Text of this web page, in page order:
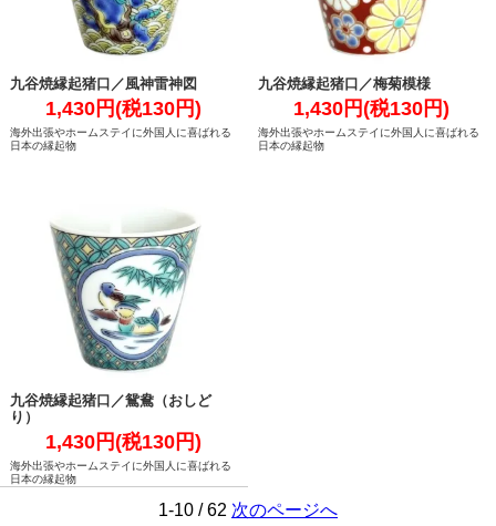
九谷焼縁起猪口／風神雷神図
1,430円(税130円)
海外出張やホームステイに外国人に喜ばれる
日本の縁起物
九谷焼縁起猪口／梅菊模様
1,430円(税130円)
海外出張やホームステイに外国人に喜ばれる
日本の縁起物
九谷焼縁起猪口／鴛鴦（おしど
り）
1,430円(税130円)
海外出張やホームステイに外国人に喜ばれる
日本の縁起物
1-10 / 62 次のページへ